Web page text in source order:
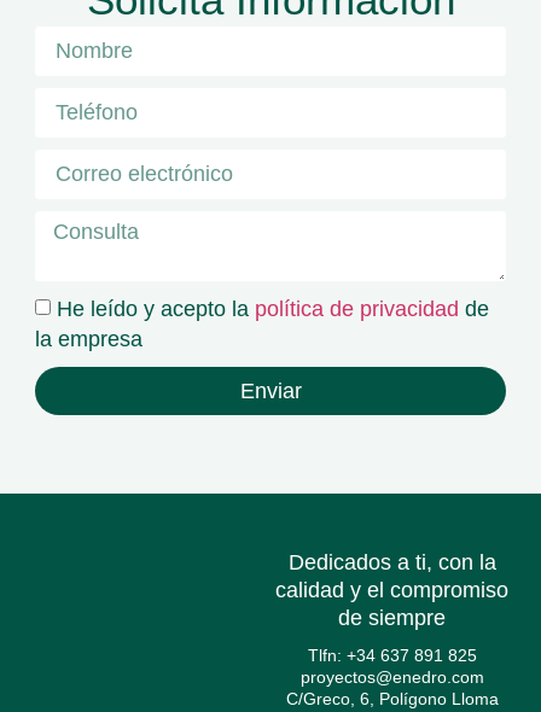
He leído y acepto la política de privacidad de
la empresa
Enviar
Dedicados a ti, con la
calidad y el compromiso
de siempre
Tlfn: +34 637 891 825
proyectos@enedro.com
C/Greco, 6, Polígono Lloma